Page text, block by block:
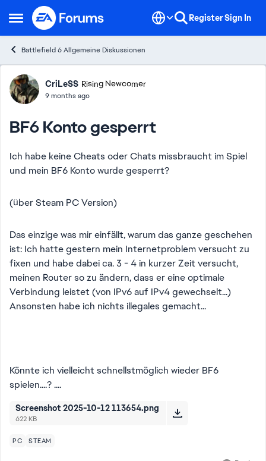
Open Side Menu
Skip to content RegisterSign In
Battlefield 6 Allgemeine Diskussionen
Forum Discussion
CriLeSS Rising Newcomer
9 months ago
BF6 Konto gesperrt
Ich habe keine Cheats oder Chats missbraucht im Spiel
und mein BF6 Konto wurde gesperrt?
(über Steam PC Version)
Das einzige was mir einfällt, warum das ganze geschehen
ist: Ich hatte gestern mein Internetproblem versucht zu
fixen und habe dabei ca. 3 - 4 in kurzer Zeit versucht,
meinen Router so zu ändern, dass er eine optimale
Verbindung leistet (von IPv6 auf IPv4 gewechselt...)
Ansonsten habe ich nichts illegales gemacht...
Könnte ich vielleicht schnellstmöglich wieder BF6
spielen....? ....
Screenshot 2025-10-12 113654.png
622 KB
PC STEAM